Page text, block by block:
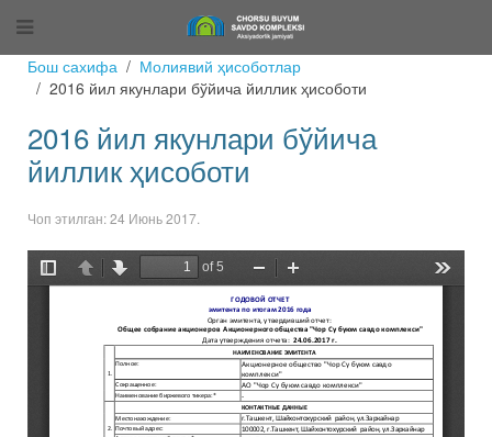
Бош сахифа
Молиявий ҳисоботлар
2016 йил якунлари бўйича йиллик ҳисоботи
2016 йил якунлари бўйича
йиллик ҳисоботи
Чоп этилган:24 Июнь 2017